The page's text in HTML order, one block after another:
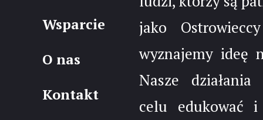
Wsparcie
O nas
Kontakt
jako
wyznajemy ideę
Nasze
celu edukować